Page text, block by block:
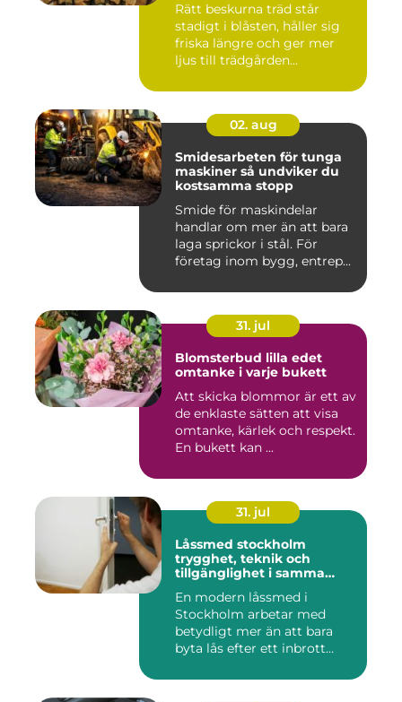
Rätt beskurna träd står
stadigt i blåsten, håller sig
friska längre och ger mer
ljus till trädgården...
02. aug
Smidesarbeten för tunga
maskiner så undviker du
kostsamma stopp
Smide för maskindelar
handlar om mer än att bara
laga sprickor i stål. För
företag inom bygg, entrep...
31. jul
Blomsterbud lilla edet
omtanke i varje bukett
Att skicka blommor är ett av
de enklaste sätten att visa
omtanke, kärlek och respekt.
En bukett kan ...
31. jul
Låssmed stockholm
trygghet, teknik och
tillgänglighet i samma
En modern låssmed i
Stockholm arbetar med
betydligt mer än att bara
byta lås efter ett inbrott